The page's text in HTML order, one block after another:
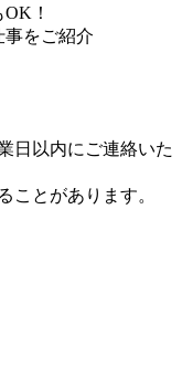
！
事をご紹介
日以内にご連絡いた
ことがあります。